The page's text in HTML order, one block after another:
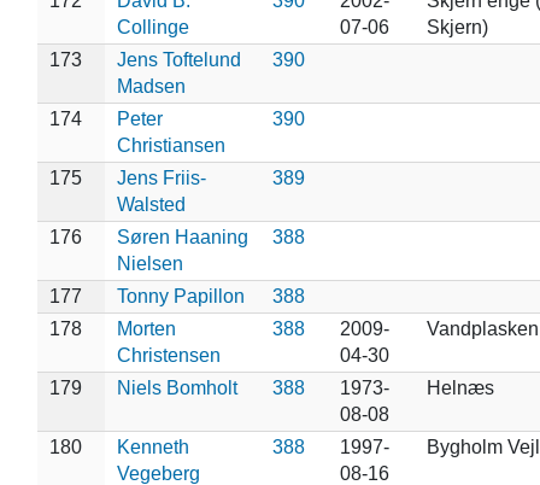
Collinge
07-06
Skjern)
173
Jens Toftelund
Madsen
390
174
Peter
Christiansen
390
175
Jens Friis-
Walsted
389
176
Søren Haaning
Nielsen
388
177 Tonny Papillon
388
178
Morten
Christensen
388
2009-
04-30
179 Niels Bomholt 388
1973-
08-08
Helnæs
180
Kenneth
Vegeberg
388
1997-
08-16
Bygholm